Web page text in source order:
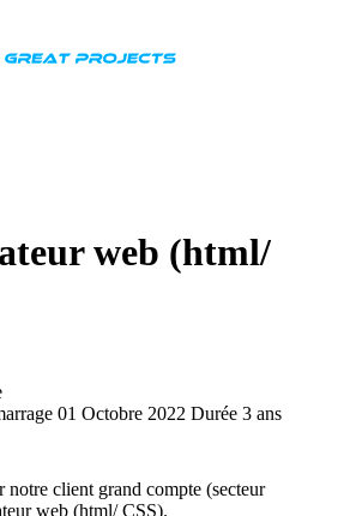
web (html/
01 Octobre 2022 Durée 3 ans
notre client grand compte (secteur
web (html/ CSS).